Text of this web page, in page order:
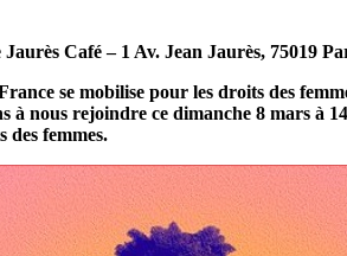
Café – 1 Av. Jean Jaurès, 75019
se mobilise pour les droits des
à nous rejoindre ce dimanche 8 mars à
des femmes.